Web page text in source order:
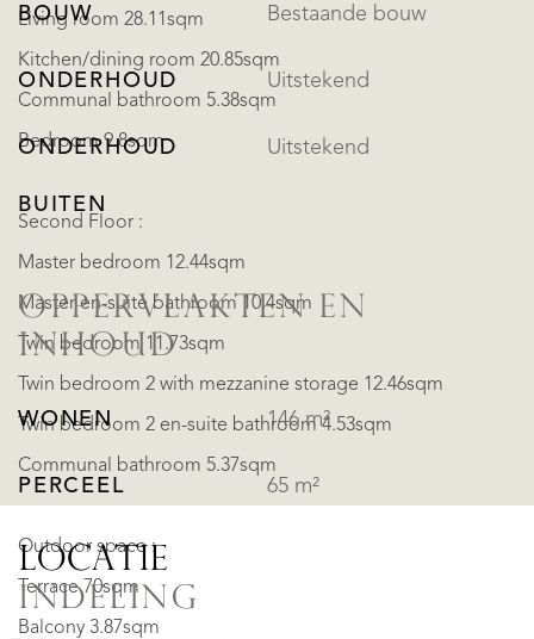
Living room 28.11sqm
Kitchen/dining room 20.85sqm
Communal bathroom 5.38sqm
Bedroom 9.8sqm
Second Floor :
Master bedroom 12.44sqm
Master en-suite bathroom 10.4sqm
Twin bedroom 11.73sqm
Twin bedroom 2 with mezzanine storage 12.46sqm
Twin bedroom 2 en-suite bathroom 4.53sqm
Communal bathroom 5.37sqm
Outdoor space :
Terrace 70sqm
Balcony 3.87sqm
BOUW Bestaande bouw
ONDERHOUD Uitstekend
ONDERHOUD
BUITEN
Uitstekend
OPPERVLAKTEN EN
INHOUD
WONEN 146 m²
PERCEEL 65 m²
INDELING
LOCATIE